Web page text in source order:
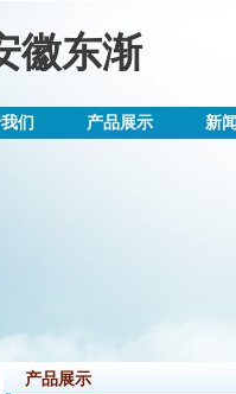
徽东渐
们 产品展示 新
产品展示